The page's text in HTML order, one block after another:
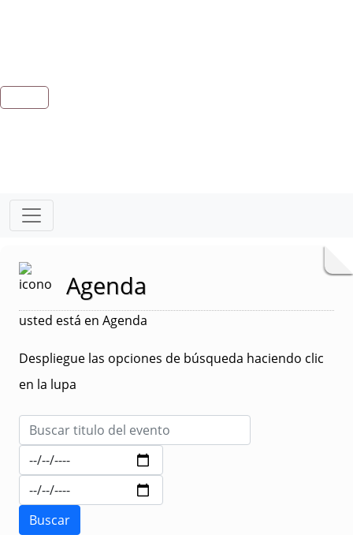
Agenda
usted está en Agenda
Despliegue las opciones de búsqueda haciendo clic
en la lupa